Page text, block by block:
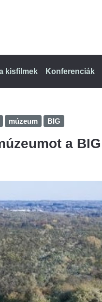
kisfilmek Konferenciák
múzeum BIG
a BIG